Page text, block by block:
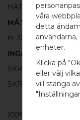
BB
Välj
HATT:
100%
MÅTT
H: 32MM Ø: 30MM
INGÅR
SKRUV FÖR LUCKA:
SKRUVSTIFT FÖR
100% ÄKTA
våra
detta
enheter.
Klicka på
eller välj
vill stänga